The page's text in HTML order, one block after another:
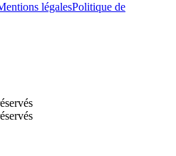
légalesPolitique de